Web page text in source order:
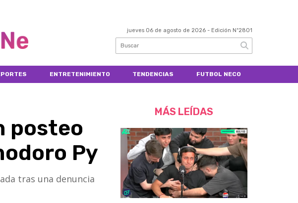
jueves 06 de agosto de 2026 - Edición Nº2801
ENTRETENIMIENTO TENDENCIAS FUTBOL NECO
posteo
Py
tras una denuncia
MÁS LEÍDAS